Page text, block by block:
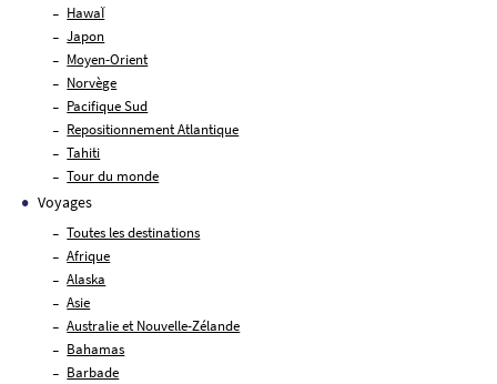
HawaÏ
Japon
Moyen-Orient
Norvège
Pacifique Sud
Repositionnement Atlantique
Tahiti
Tour du monde
Voyages
Toutes les destinations
Afrique
Alaska
Asie
Australie et Nouvelle-Zélande
Bahamas
Barbade